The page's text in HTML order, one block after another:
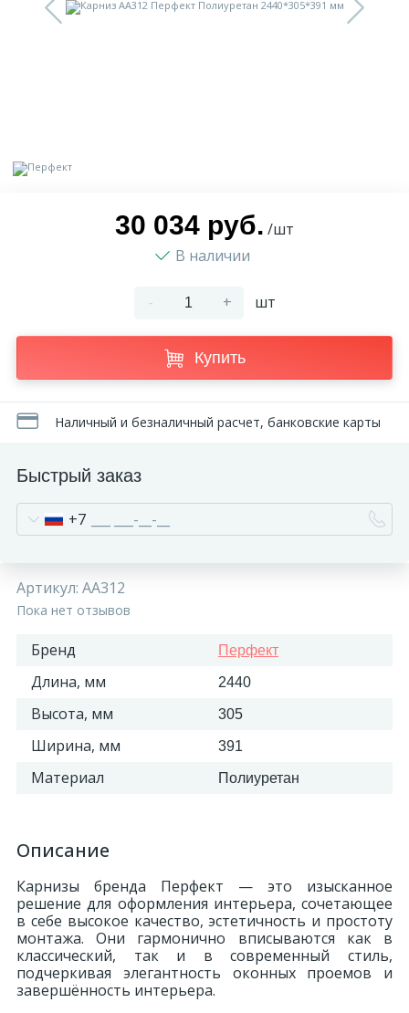
30 034 руб. /шт
В наличии
- + шт
Купить
Наличный и безналичный расчет, банковские карты
Быстрый заказ
+7
Артикул: AA312
Пока нет отзывов
Бренд Перфект
Длина, мм 2440
Высота, мм 305
Ширина, мм 391
Материал Полиуретан
Описание
Карнизы бренда Перфект — это изысканное
решение для оформления интерьера, сочетающее
в себе высокое качество, эстетичность и простоту
монтажа. Они гармонично вписываются как в
классический, так и в современный стиль,
подчеркивая элегантность оконных проемов и
завершённость интерьера.
Доставка
Сотрудничество